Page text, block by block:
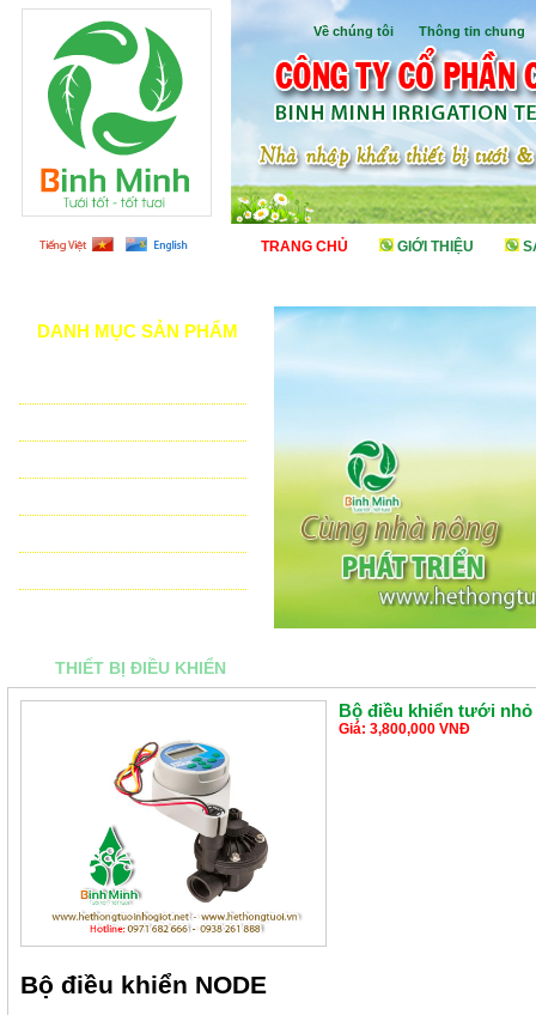
TRANG CHỦ GIỚI THIỆU
Về chúng tôi Thông tin chung
DANH MỤC SẢN PHẨM
THIẾT BỊ ĐIỀU KHIỂN
Bộ điều khiển tưới
Giá: 3,800,000 VNĐ
Bộ điều khiển NODE